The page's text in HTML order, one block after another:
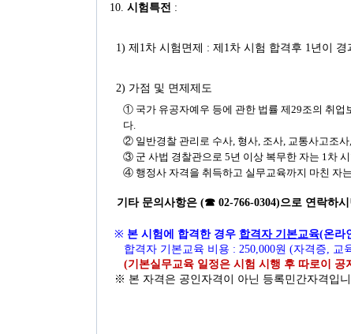
10. 시험특전 :
1) 제1차 시험면제 : 제1차 시험 합격후 1년이
2) 가점 및 면제제도
① 국가 유공자예우 등에 관한 법률 제29조의 취업
다.
② 일반경찰 관리로 수사, 형사, 조사, 교통사고조
③ 군 사법 경찰관으로 5년 이상 복무한 자는 1차 시
④ 행정사 자격을 취득하고 실무교육까지 마친 자
기타 문의사항은 (☎ 02-766-0304)으로 연락하
※ 본 시험에 합격한 경우 합격자 기본교육(온라
합격자 기본교육 비용 : 250,000원 (자격증, 교
(기본실무교육 일정은 시험 시행 후 따로이 공
※ 본 자격은 공인자격이 아닌 등록민간자격입니